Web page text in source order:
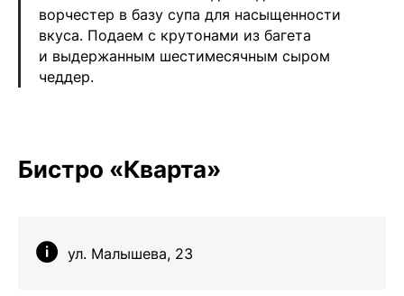
ворчестер в базу супа для насыщенности
вкуса. Подаем с крутонами из багета
и выдержанным шестимесячным сыром
чеддер.
Бистро «Кварта»
ул. Малышева, 23